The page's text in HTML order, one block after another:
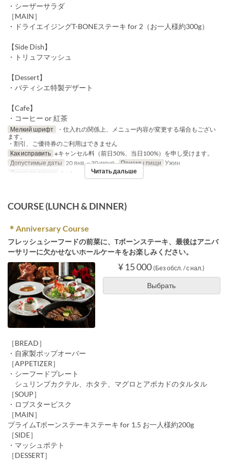
・シーザーサラダ
［MAIN］
・ドライエイジングT-BONEステーキ for 2（お一人様約300g）
【Side Dish】
・トリュフマッシュ
【Dessert】
・パティシエ特製デザート
【Cafe】
・コーヒー or 紅茶
Мелкий шрифт
・仕入れの関係上、メニュー内容が変更する場合もござい
ます。
・割引、ご優待券のご利用はできません
Как исправить ※キャンセル料（前日50%、当日100%）を申し受けます。
Допустимые даты 20 янв. ~ 30 июня. Приемы пищи Ужин
Лимит по заказу 2 ~ 6 Читать дальше
COURSE (LUNCH & DINNER)
＊Anniversary Course
フレッシュシーフードの前菜に、Tボーンステーキ、最後はアニバ
ーサリーに欠かせないホールケーキをお楽しみください。
¥ 15 000 (Без обсл. / с нал.)
Выбрать
［BREAD］
・自家製ポップオーバー
［APPETIZER］
・シーフードプレート
シュリンプカクテル、ホタテ、マグロとアボカドのタルタル
［SOUP］
・ロブスタービスク
［MAIN］
プライムTボーンステーキステーキ for 1.5 お一人様約200g
［SIDE］
・マッシュポテト
［DESSERT］